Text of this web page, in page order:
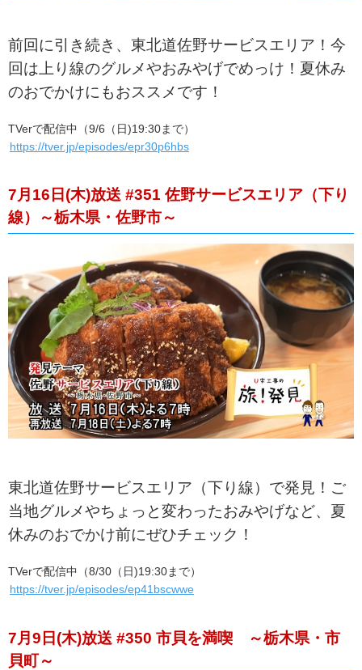
前回に引き続き、東北道佐野サービスエリア！今
回は上り線のグルメやおみやげでめっけ！夏休み
のおでかけにもおススメです！
TVerで配信中（9/6（日)19:30まで）
https://tver.jp/episodes/epr30p6hbs
7月16日(木)放送 #351 佐野サービスエリア（下り
線）～栃木県・佐野市～
東北道佐野サービスエリア（下り線）で発見！ご
当地グルメやちょっと変わったおみやげなど、夏
休みのおでかけ前にぜひチェック！
TVerで配信中（8/30（日)19:30まで）
https://tver.jp/episodes/ep41bscwwe
7月9日(木)放送 #350 市貝を満喫 ～栃木県・市
貝町～